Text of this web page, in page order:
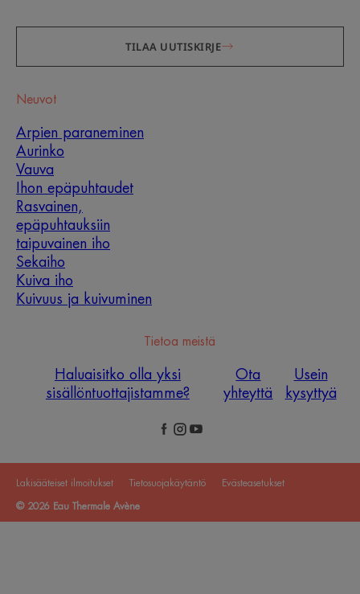
TILAA UUTISKIRJE
Neuvot
Arpien paraneminen
Aurinko
Vauva
Ihon epäpuhtaudet
Rasvainen,
epäpuhtauksiin
taipuvainen iho
Sekaiho
Kuiva iho
Kuivuus ja kuivuminen
Tietoa meistä
Haluaisitko olla yksi
sisällöntuottajistamme?
Ota
yhteyttä
Usein
kysyttyä
Lakisääteiset ilmoitukset Tietosuojakäytäntö Evästeasetukset
© 2026 Eau Thermale Avène